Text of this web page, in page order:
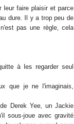
leur faire plaisir et parce
dure. Il y a trop peu de
pas une règle, cela
à les regarder seul
que je ne l'imaginais,
Derek Yee, un Jackie
sous-joue avec gravité